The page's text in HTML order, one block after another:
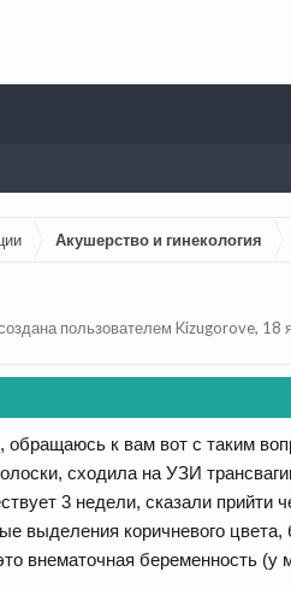
Акушерство и гинекология
пользователем Kizugorove, 18
обращаюсь к вам вот с таким
сходила на УЗИ
3 недели, сказали
выделения коричневого
внематочная беременность (у